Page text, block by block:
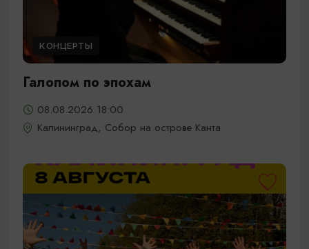
КОНЦЕРТЫ
Галопом по эпохам
08.08.2026 18:00
Калининград, Собор на острове Канта